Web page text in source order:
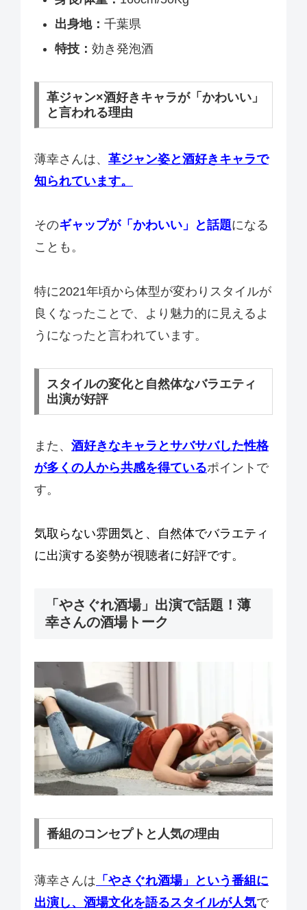
出身地： 千葉県
特技： 効き発泡酒
革ジャン×酒好きキャラが「かわいい」
と言われる理由
薄幸さんは、 革ジャン姿と酒好きキャラで
知られています。
そのギャップが「かわいい」と話題になる
ことも。
特に2021年頃から体型が変わりスタイルが
良くなったことで、より魅力的に見えるよ
うになったと言われています。
スタイルの変化と自然体なバラエティ
出演が好評
また、 酒好きなキャラとサバサバした性格
が多くの人から共感を得ているポイントで
す。
気取らない雰囲気と、自然体でバラエティ
に出演する姿勢が視聴者に好評です。
「やさぐれ酒場」出演で話題！薄
幸さんの酒場トーク
番組のコンセプトと人気の理由
薄幸さんは 「やさぐれ酒場」という番組に
出演し、酒場文化を語るスタイルが人気で